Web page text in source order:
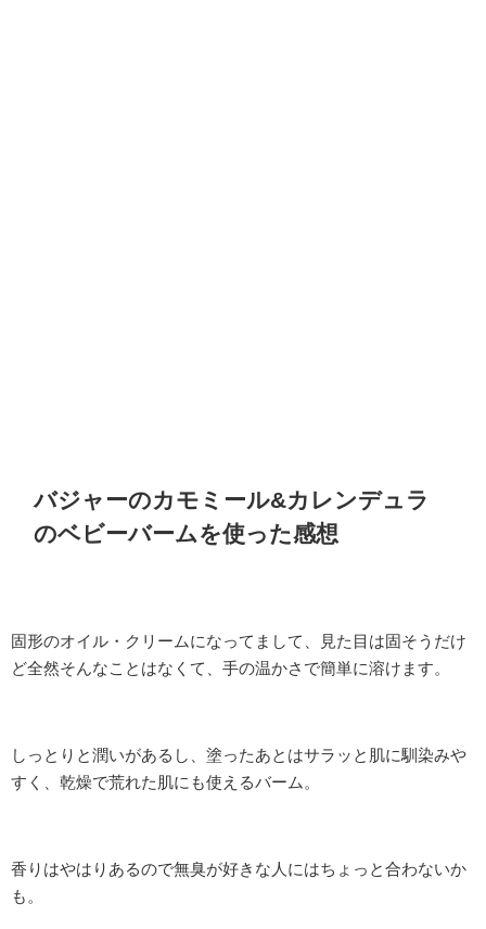
バジャーのカモミール&カレンデュラ
のベビーバームを使った感想
固形のオイル・クリームになってまして、見た目は固そうだけ
ど全然そんなことはなくて、手の温かさで簡単に溶けます。
しっとりと潤いがあるし、塗ったあとはサラッと肌に馴染みや
すく、乾燥で荒れた肌にも使えるバーム。
香りはやはりあるので無臭が好きな人にはちょっと合わないか
も。